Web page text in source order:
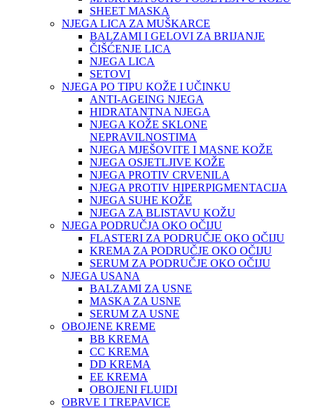
SHEET MASKA
NJEGA LICA ZA MUŠKARCE
BALZAMI I GELOVI ZA BRIJANJE
ČIŠĆENJE LICA
NJEGA LICA
SETOVI
NJEGA PO TIPU KOŽE I UČINKU
ANTI-AGEING NJEGA
HIDRATANTNA NJEGA
NJEGA KOŽE SKLONE
NEPRAVILNOSTIMA
NJEGA MJEŠOVITE I MASNE KOŽE
NJEGA OSJETLJIVE KOŽE
NJEGA PROTIV CRVENILA
NJEGA PROTIV HIPERPIGMENTACIJA
NJEGA SUHE KOŽE
NJEGA ZA BLISTAVU KOŽU
NJEGA PODRUČJA OKO OČIJU
FLASTERI ZA PODRUČJE OKO OČIJU
KREMA ZA PODRUČJE OKO OČIJU
SERUM ZA PODRUČJE OKO OČIJU
NJEGA USANA
BALZAMI ZA USNE
MASKA ZA USNE
SERUM ZA USNE
OBOJENE KREME
BB KREMA
CC KREMA
DD KREMA
EE KREMA
OBOJENI FLUIDI
OBRVE I TREPAVICE